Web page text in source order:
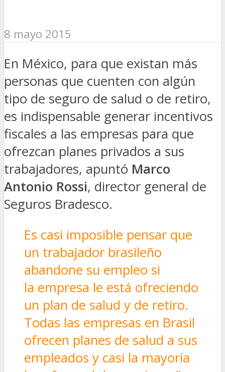
8 mayo 2015
En México, para que existan más
personas que cuenten con algún
tipo de seguro de salud o de retiro,
es indispensable generar incentivos
fiscales a las empresas para que
ofrezcan planes privados a sus
trabajadores, apuntó Marco
Antonio Rossi, director general de
Seguros Bradesco.
Es casi imposible pensar que
un trabajador brasileño
abandone su empleo si
la empresa le está ofreciendo
un plan de salud y de retiro.
Todas las empresas en Brasil
ofrecen planes de salud a sus
empleados y casi la mayoría